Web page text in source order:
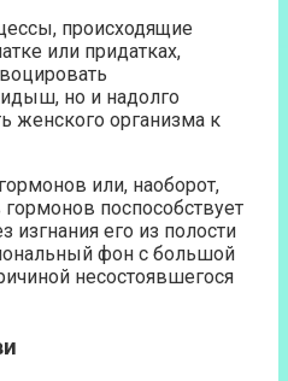
происходящие
или придатках,
но и надолго
женского организма к
или, наоборот,
поспособствует
изгнания его из полости
фон с большой
несостоявшегося